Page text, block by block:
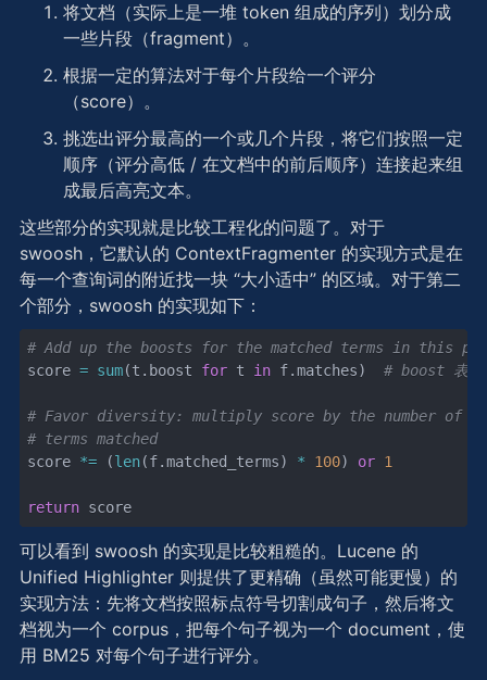
将文档（实际上是一堆 token 组成的序列）划分成
一些片段（fragment）。
根据一定的算法对于每个片段给一个评分
（score）。
挑选出评分最高的一个或几个片段，将它们按照一定
顺序（评分高低 / 在文档中的前后顺序）连接起来组
成最后高亮文本。
这些部分的实现就是比较工程化的问题了。对于
swoosh，它默认的 ContextFragmenter 的实现方式是在
每一个查询词的附近找一块 “大小适中” 的区域。对于第二
个部分，swoosh 的实现如下：
# Add up the boosts for the matched terms in this
score = sum(t.boost for t in f.matches) # boost 表示
# Favor diversity: multiply score by the number of
# terms matched
score *= (len(f.matched_terms) * 100) or 1
return score
可以看到 swoosh 的实现是比较粗糙的。Lucene 的
Unified Highlighter 则提供了更精确（虽然可能更慢）的
实现方法：先将文档按照标点符号切割成句子，然后将文
档视为一个 corpus，把每个句子视为一个 document，使
用 BM25 对每个句子进行评分。